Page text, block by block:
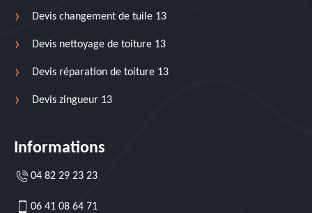
Devis changement de tuile 13
Devis nettoyage de toiture 13
Devis réparation de toiture 13
Devis zingueur 13
Informations
04 82 29 23 23
06 41 08 64 71